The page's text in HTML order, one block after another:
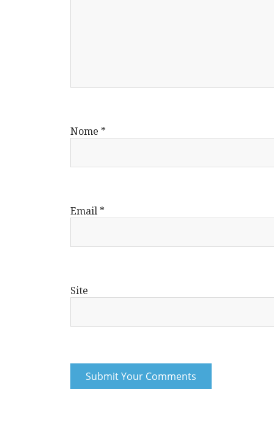
Nome *
Email *
Site